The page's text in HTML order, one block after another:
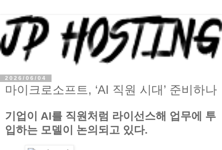
2026/06/04
마이크로소프트, ‘AI 직원 시대’ 준비하나
기업이 AI를 직원처럼 라이선스해 업무에 투
입하는 모델이 논의되고 있다.